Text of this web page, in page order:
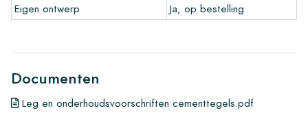
Eigen ontwerp
Ja, op bestelling
Documenten
Leg en onderhoudsvoorschriften cementtegels.pdf